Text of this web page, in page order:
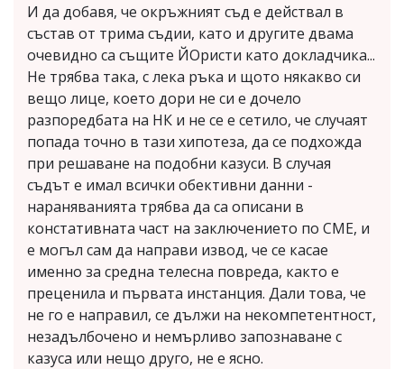
И да добавя, че окръжният съд е действал в
състав от трима съдии, като и другите двама
очевидно са същите ЙОристи като докладчика...
Не трябва така, с лека ръка и щото някакво си
вещо лице, което дори не си е дочело
разпоредбата на НК и не се е сетило, че случаят
попада точно в тази хипотеза, да се подхожда
при решаване на подобни казуси. В случая
съдът е имал всички обективни данни -
нараняванията трябва да са описани в
констативната част на заключението по СМЕ, и
е могъл сам да направи извод, че се касае
именно за средна телесна повреда, както е
преценила и първата инстанция. Дали това, че
не го е направил, се дължи на некомпетентност,
незадълбочено и немърливо запознаване с
казуса или нещо друго, не е ясно.